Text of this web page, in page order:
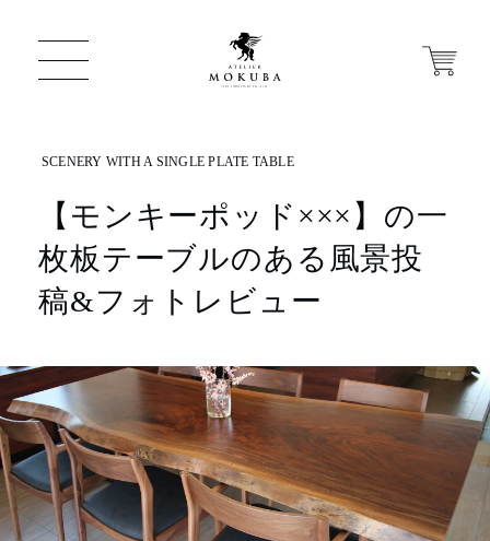
ONLINE STORE
店舗から探す
一枚板 ATELIER MOKUBA HOME
MOKUBA について
商品情報
【モンキーポッド×××】の一
枚板テーブルのある風景投
稿&フォトレビュー